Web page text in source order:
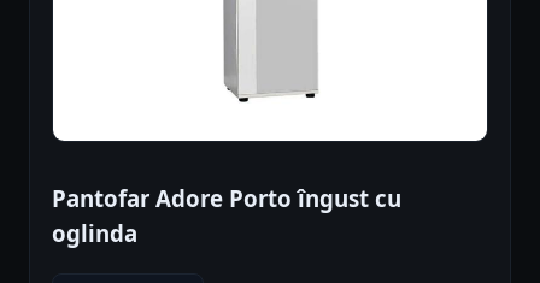
Pantofar Adore Porto îngust cu
oglinda